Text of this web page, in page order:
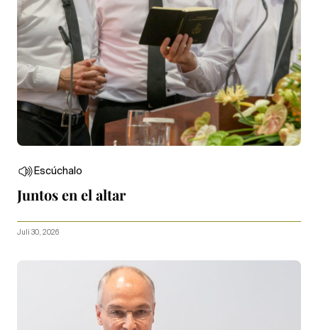
Escúchalo
Juntos en el altar
Juli 30, 2026